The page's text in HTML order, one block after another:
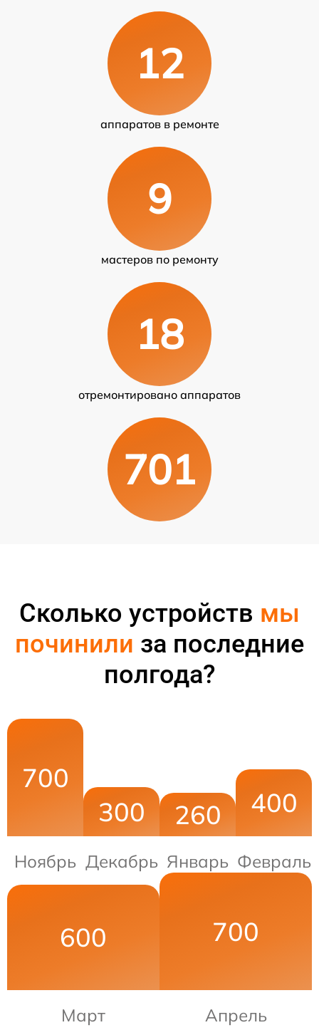
12
аппаратов в ремонте
9
мастеров по ремонту
18
отремонтировано аппаратов
701
Сколько устройств мы
починили за последние
полгода?
700
Ноябрь
300
Декабрь
260
Январь
400
Февраль
600
Март
700
Апрель